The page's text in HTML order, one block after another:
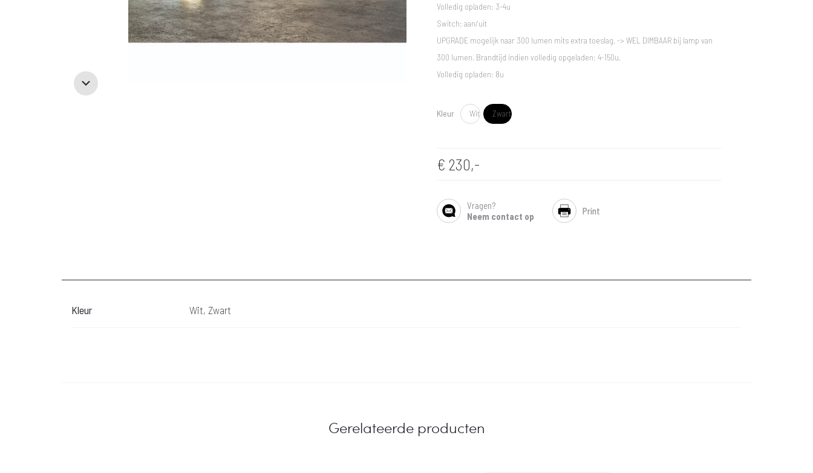
Volledig opladen: 3-4u
Switch: aan/uit
UPGRADE mogelijk naar 300 lumen mits extra toeslag. -> WEL DIMBAAR bij lamp van
300 lumen. Brandtijd indien volledig opgeladen: 4-150u.
Volledig opladen: 8u
Kleur Wit Zwart
€ 230,-
SHARE
Vragen?
Neem contact op
Print
Kleur Wit, Zwart
Gerelateerde producten